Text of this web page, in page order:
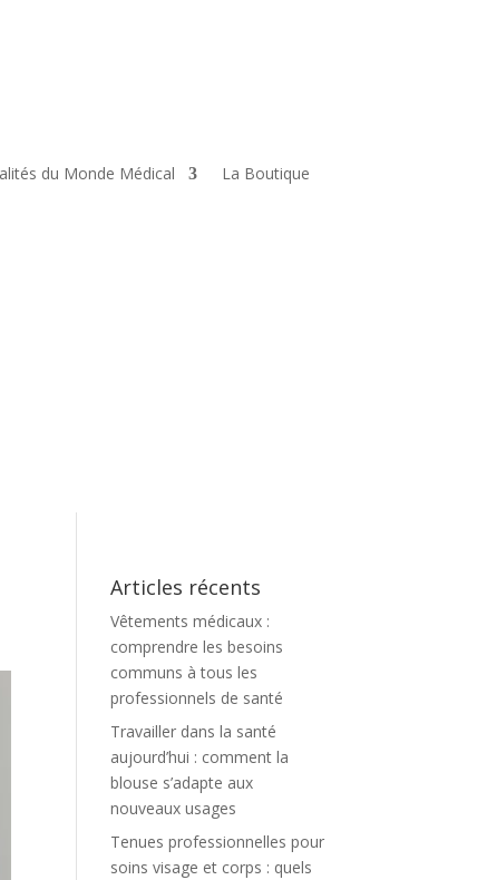
du Monde Médical La Boutique
Articles récents
Vêtements médicaux :
comprendre les besoins
communs à tous les
professionnels de santé
Travailler dans la santé
aujourd’hui : comment la
blouse s’adapte aux
nouveaux usages
Tenues professionnelles pour
soins visage et corps : quels